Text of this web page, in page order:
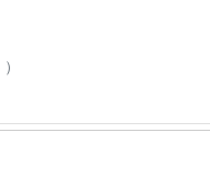
）